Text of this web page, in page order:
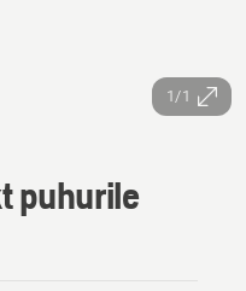
1/1
puhurile